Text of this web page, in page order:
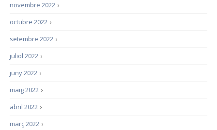
›
novembre 2022
›
octubre 2022
›
setembre 2022
›
juliol 2022
›
juny 2022
›
maig 2022
›
abril 2022
›
març 2022